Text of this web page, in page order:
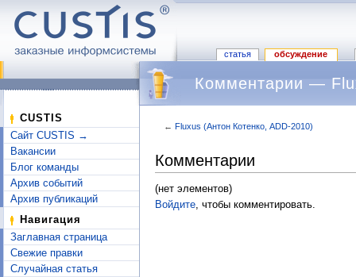
статья обсуждение
CUSTIS
Сайт CUSTIS →
Вакансии
Блог команды
Архив событий
Архив публикаций
Навигация
Заглавная страница
Свежие правки
Случайная статья
Комментарии —
← Fluxus (Антон Котенко, ADD-2010)
Комментарии
(нет элементов)
Войдите, чтобы комментировать.